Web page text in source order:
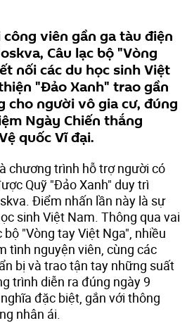
viên gần ga tàu điện
Câu lạc bộ "Vòng
nối các du học sinh Việt
"Đảo Xanh" trao gần
cho người vô gia cư, đúng
Ngày Chiến thắng
quốc Vĩ đại.
chương trình hỗ trợ người có
Quỹ "Đảo Xanh" duy trì
Điểm nhấn lần này là sự
sinh Việt Nam. Thông qua vai
"Vòng tay Việt Nga", nhiều
tình nguyện viên, cùng các
bị và trao tận tay những suất
trình diễn ra đúng ngày 9
đặc biệt, gắn với thông
nhân ái.